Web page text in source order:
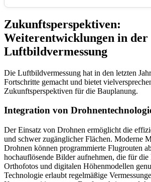
Zukunftsperspektiven:
Weiterentwicklungen in der
Luftbildvermessung
Die Luftbildvermessung hat in den letzten
Fortschritte gemacht und bietet
Zukunftsperspektiven für die Bauplanung.
Integration von
Der Einsatz von Drohnen ermöglicht die
und schwer zugänglicher Flächen. Moderne
Drohnen können programmierte Flugrouten
hochauflösende Bilder aufnehmen, die für
Orthofotos und digitalen Höhenmodellen
Technologie erlaubt regelmäßige